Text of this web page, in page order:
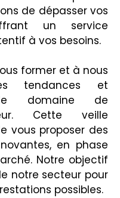
de dépasser vos
un service
à vos besoins.
former et à nous
tendances et
domaine de
Cette veille
vous proposer des
en phase
Notre objectif
notre secteur pour
possibles.